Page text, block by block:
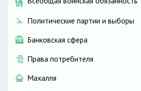
Политические партии и выборы
Банковская сфера
Права потребителя
Махалля